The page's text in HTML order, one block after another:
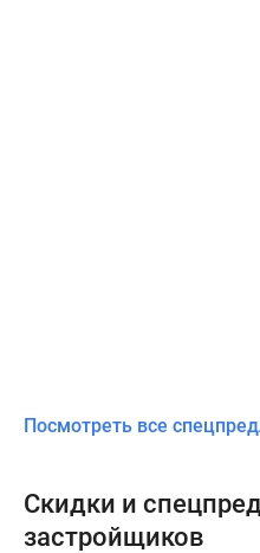
Посмотреть все
Скидки и
застройщиков